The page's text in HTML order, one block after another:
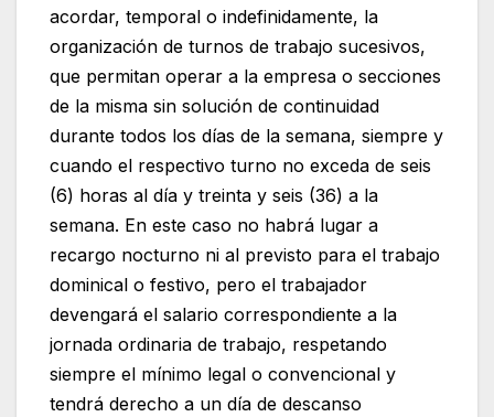
acordar, temporal o indefinidamente, la
organización de turnos de trabajo sucesivos,
que permitan operar a la empresa o secciones
de la misma sin solución de continuidad
durante todos los días de la semana, siempre y
cuando el respectivo turno no exceda de seis
(6) horas al día y treinta y seis (36) a la
semana. En este caso no habrá lugar a
recargo nocturno ni al previsto para el trabajo
dominical o festivo, pero el trabajador
devengará el salario correspondiente a la
jornada ordinaria de trabajo, respetando
siempre el mínimo legal o convencional y
tendrá derecho a un día de descanso